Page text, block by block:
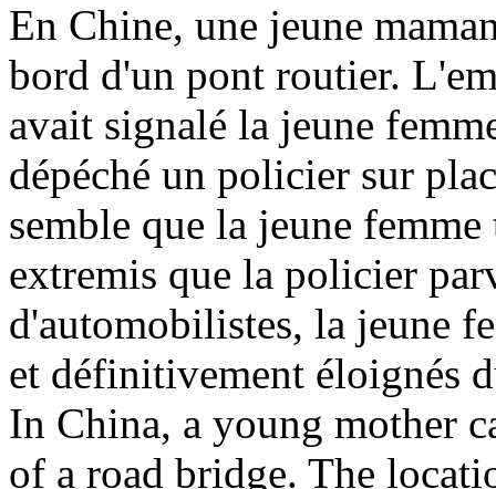
En Chine, une jeune
bord d'un pont routier.
avait signalé la jeune
dépéché un policier sur
semble que la jeune
extremis que la policier
d'automobilistes, la jeune
et définitivement éloignés
In China, a young mother
of a road bridge. The